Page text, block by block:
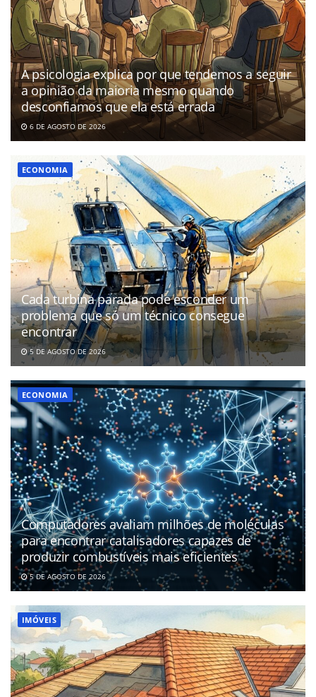
A psicologia explica por que tendemos a seguir
a opinião da maioria mesmo quando
desconfiamos que ela está errada
6 DE AGOSTO DE 2026
ECONOMIA
Cada turbina parada pode esconder um
problema que só um técnico consegue
encontrar
5 DE AGOSTO DE 2026
ECONOMIA
Computadores avaliam milhões de moléculas
para encontrar catalisadores capazes de
produzir combustíveis mais eficientes
5 DE AGOSTO DE 2026
IMÓVEIS